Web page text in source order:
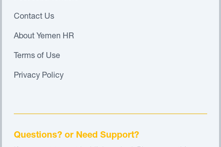
Contact Us
About Yemen HR
Terms of Use
Privacy Policy
Questions? or Need Support?